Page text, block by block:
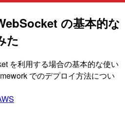
の基本的な
た
を利用する場合の基本的な使い
でのデプロイ方法につい